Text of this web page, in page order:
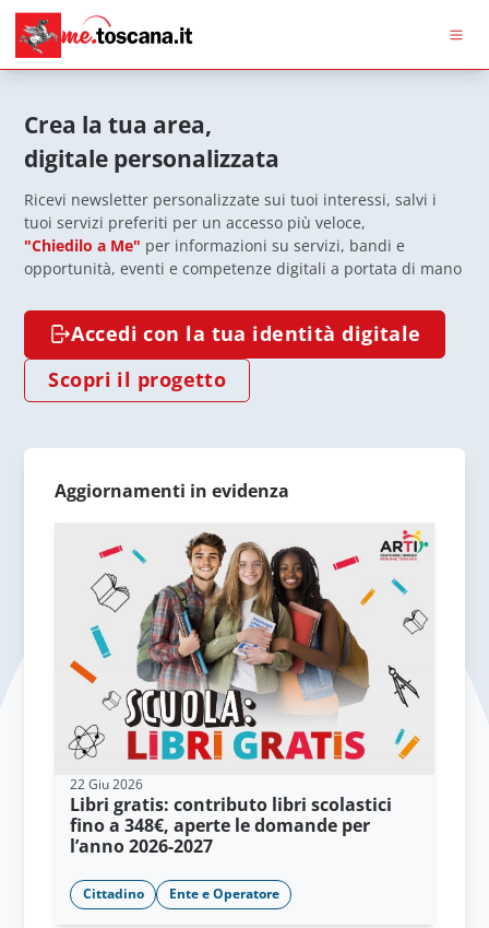
Vai al contenuto principale
Vai al footer Footer
Crea la tua area,
digitale personalizzata
Ricevi newsletter personalizzate sui tuoi interessi, salvi i
tuoi servizi preferiti per un accesso più veloce,
"Chiedilo a Me" per informazioni su servizi, bandi e
opportunità, eventi e competenze digitali a portata di mano
Accedi con la tua identità digitale
Scopri il progetto
Aggiornamenti in evidenza
Libri gratis: contributo libri scolastici
fino a 348€, aperte le domande per
l’anno 2026-2027
22 Giu 2026
Cittadino Ente e Operatore